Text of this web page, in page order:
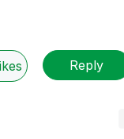
Reply